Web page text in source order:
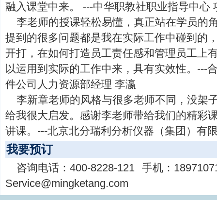
融入课堂中来。 ---中华职教社职业指导中心
李老师的授课轻松易懂，真正站在学员的
提到的很多问题都是我在实际工作中碰到的
开打，在如何打造员工责任感和管理员工上
以运用到实际的工作中来，具有实效性。---
件公司人力资源部经理 李瀛
李新章老师的风格与很多老师不同，没架
给我很大启发。感谢李老师带给我们的精彩
讲课。---北京北分瑞利分析仪器（集团）有
我要预订
咨询电话：400-8228-121 手机：
Service@mingketang.com